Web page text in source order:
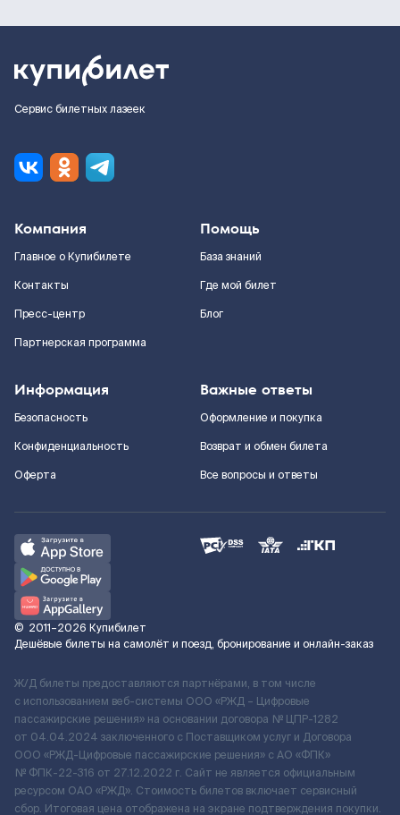
Сервис билетных лазеек
Компания
Главное о Купибилете
Контакты
Пресс-центр
Партнерская программа
Помощь
База знаний
Где мой билет
Блог
Информация
Безопасность
Конфиденциальность
Оферта
Важные ответы
Оформление и покупка
Возврат и обмен билета
Все вопросы и ответы
© 2011–2026 Купибилет
Дешёвые билеты на самолёт и поезд, бронирование и онлайн-заказ
Ж/Д билеты предоставляются партнёрами, в том числе
с использованием веб-системы ООО «РЖД – Цифровые
пассажирские решения» на основании договора № ЦПР-1282
от 04.04.2024 заключенного с Поставщиком услуг и Договора
ООО «РЖД-Цифровые пассажирские решения» c АО «ФПК»
№ ФПК-22-316 от 27.12.2022 г. Сайт не является официальным
ресурсом ОАО «РЖД». Стоимость билетов включает сервисный
сбор. Итоговая цена отображена на экране подтверждения покупки.